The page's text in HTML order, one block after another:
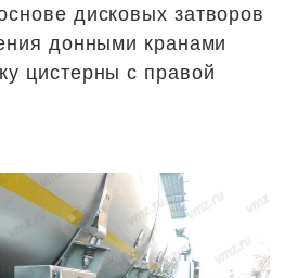
дисковых затворов
донными кранами
цистерны с правой